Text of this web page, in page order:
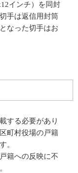
インチ）を同封
手は返信用封筒
なった切手はお
する必要があり
町村役場の戸籍
。
籍への反映に不